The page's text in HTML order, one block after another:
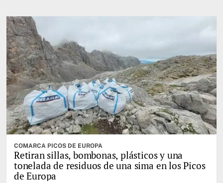
COMARCA PICOS DE EUROPA
Retiran sillas, bombonas, plásticos y una
tonelada de residuos de una sima en los Picos
de Europa